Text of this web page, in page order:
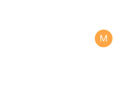
M